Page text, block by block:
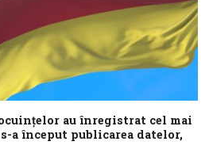
au înregistrat cel mai
a început publicarea datelor,